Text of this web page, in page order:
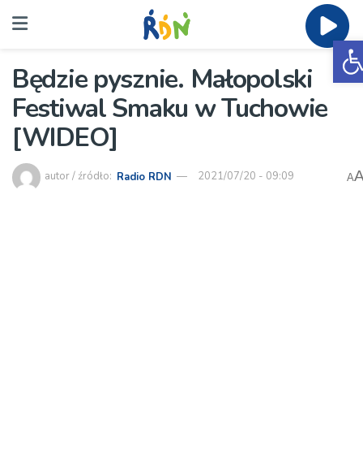
Będzie pysznie. Małopolski
Festiwal Smaku w Tuchowie
[WIDEO]
autor / źródło: Radio RDN 2021/07/20 - 09:09 A